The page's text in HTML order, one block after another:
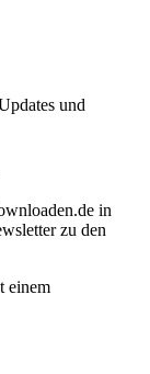
und
in
zu den
einem